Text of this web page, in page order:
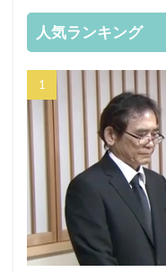
人気ランキング